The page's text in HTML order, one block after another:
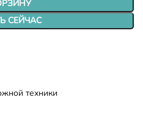
СЕЙЧАС
техники